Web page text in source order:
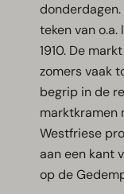
teken van o.a.
1910. De
zomers vaak
begrip in de
marktkramen
Westfriese
aan een kant
op de